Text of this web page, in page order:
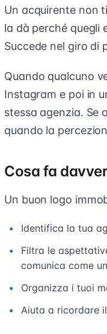
Un acquirente non
la dà perché quegli
Succede nel giro di
Quando qualcuno
Instagram e poi in
stessa agenzia. Se
quando la
Cosa fa
Un buon logo
Identifica la tua
Filtra le
comunica come
Organizza i tuoi
Aiuta a ricordare